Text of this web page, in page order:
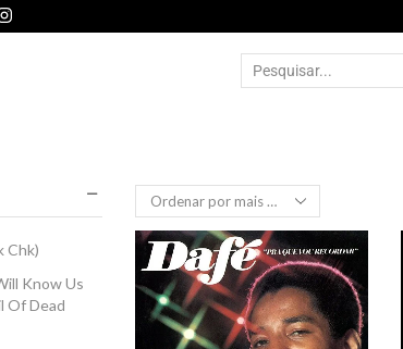
Chk)
Know Us
Of Dead